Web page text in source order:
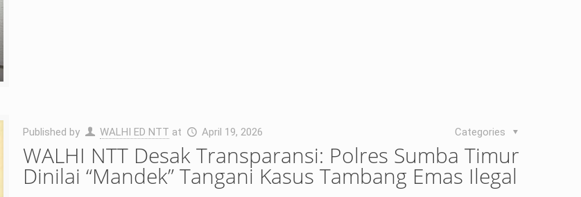
Published by WALHI ED NTT at April 19, 2026 Categories
WALHI NTT Desak Transparansi: Polres Sumba Timur
Dinilai “Mandek” Tangani Kasus Tambang Emas Ilegal